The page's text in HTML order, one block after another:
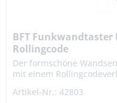
BFT Funkwandtaster
Rollingcode
Der formschöne
mit einem
variiert nach...
Artikel-Nr.: 42803